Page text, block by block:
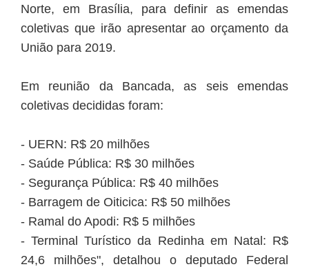
Norte, em Brasília, para definir as emendas
coletivas que irão apresentar ao orçamento da
União para 2019.
Em reunião da Bancada, as seis emendas
coletivas decididas foram:
- UERN: R$ 20 milhões
- Saúde Pública: R$ 30 milhões
- Segurança Pública: R$ 40 milhões
- Barragem de Oiticica: R$ 50 milhões
- Ramal do Apodi: R$ 5 milhões
- Terminal Turístico da Redinha em Natal: R$
24,6 milhões", detalhou o deputado Federal